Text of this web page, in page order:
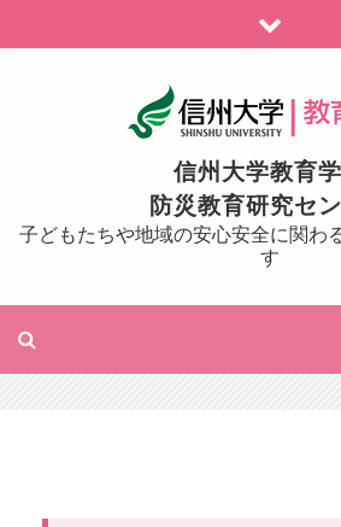
to
信州大学教育
防災教育研究セ
子どもたちや地域の安心安全に関わ
す